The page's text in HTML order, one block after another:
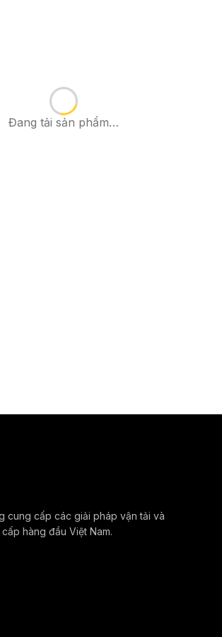
Đang tải sản phẩm…
cung cấp các giải pháp vận tải và
hàng đầu Việt Nam.